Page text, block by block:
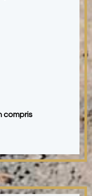
compris